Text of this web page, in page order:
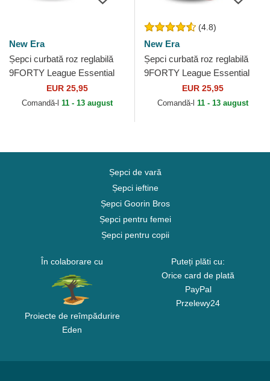
New Era
Șepci curbată roz reglabilă
9FORTY League Essential
de New York Yankees MLB
de New Era
EUR 25,95
Comandă-l 11 - 13 august
(4.8)
New Era
Șepci curbată roz reglabilă
9FORTY League Essential
de New York Yankees MLB
de New Era
EUR 25,95
Comandă-l 11 - 13 august
Șepci de vară
Șepci ieftine
Șepci Goorin Bros
Șepci pentru femei
Șepci pentru copii
În colaborare cu
Proiecte de reîmpădurire
Eden
Puteți plăti cu:
Orice card de plată
PayPal
Przelewy24